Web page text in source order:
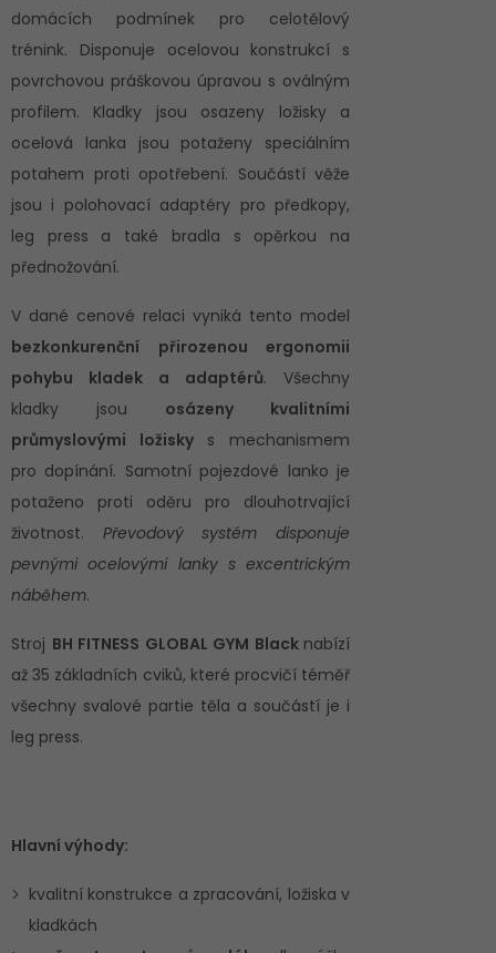
domácích podmínek pro celotělový
trénink. Disponuje ocelovou konstrukcí s
povrchovou práškovou úpravou s oválným
profilem. Kladky jsou osazeny ložisky a
ocelová lanka jsou potaženy speciálním
potahem proti opotřebení. Součástí věže
jsou i polohovací adaptéry pro předkopy,
leg press a také bradla s opěrkou na
přednožování.
V dané cenové relaci vyniká tento model
bezkonkurenční přirozenou ergonomii
pohybu kladek a adaptérů. Všechny
kladky jsou osázeny kvalitními
průmyslovými ložiskys mechanismem
pro dopínání. Samotní pojezdové lanko je
potaženo proti oděru pro dlouhotrvající
životnost. Převodový systém disponuje
pevnými ocelovými lanky s excentrickým
náběhem.
Stroj BH FITNESS GLOBAL GYM Black nabízí
až 35 základních cviků, které procvičí téměř
všechny svalové partie těla a součástí je i
leg press.
Hlavní výhody:
kvalitní konstrukce a zpracování, ložiska v
kladkách